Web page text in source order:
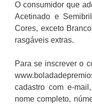
O consumidor que
Acetinado e
Cores, exceto
rasgáveis extras.
Para se inscrever o
cadastro com e-
nome completo,